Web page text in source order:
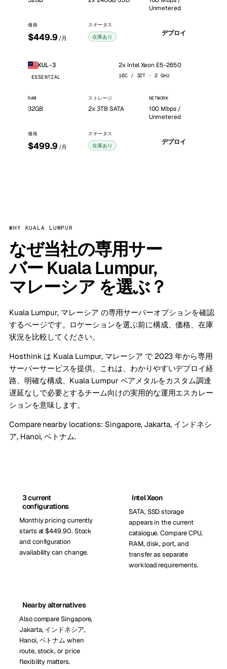
Unmetered
価格
$449.9 /月
ステータス
在庫あり デプロイ
KUL-3
ESSENTIAL
2x Intel Xeon E5-2650
16C / 32T · 2 GHz
RAM
32GB
ストレージ
2x 3TB SATA
NETWORK
100 Mbps /
Unmetered
価格
$499.9 /月
ステータス
在庫あり デプロイ
WHY KUALA LUMPUR
なぜ当社の専用サー
バー Kuala Lumpur,
マレーシア を選ぶ？
Kuala Lumpur, マレーシア の専用サーバーオプションを確認
するページです。ロケーションを選ぶ前に構成、価格、在庫
状況を比較してください。
Hosthink は Kuala Lumpur, マレーシア で 2023 年から専用
サーバーサービスを提供。これは、わかりやすいデプロイ経
路、明確な構成、Kuala Lumpur ベアメタルをカスタム調達
遅延なしで必要とするチーム向けの実用的な運用エスカレー
ションを意味します。
Compare nearby locations: Singapore, Jakarta, インドネシ
ア, Hanoi, ベトナム.
3 current
configurations
Monthly pricing currently
starts at $449.90. Stock
and configuration
availability can change.
Intel Xeon
SATA, SSD storage
appears in the current
catalogue. Compare CPU,
RAM, disk, port, and
transfer as separate
workload requirements.
Nearby alternatives
Also compare Singapore,
Jakarta, インドネシア,
Hanoi, ベトナム when
route, stock, or price
flexibility matters.